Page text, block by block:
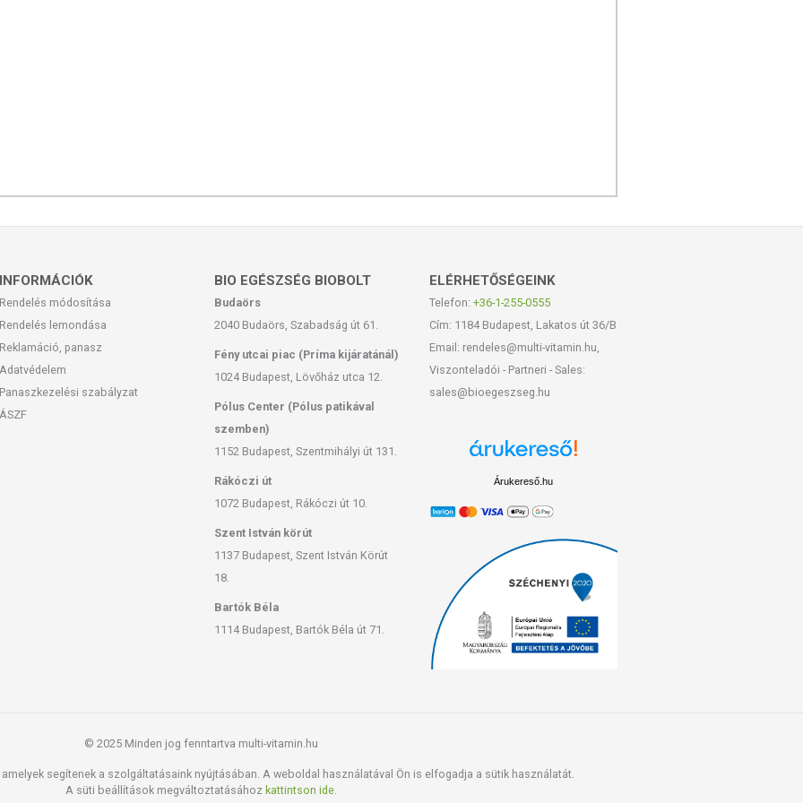
lásd a specifikációs táblázatot!
konjac gyökér kivonat (95% Glükomannán), inulin,
étkezési só, sűrítő anyag (xantángumi), magnézium-
(citromsav), édesítőszer (szukralóz), DL-alpha-
acetát, króm (III)-klorid, kolekalciferol.
tejsavó (tej eredetű) felhasználásával készül,
jelölve.
Kft.
levő európai uniós szabályozás szerint
a hagyományos étrend kiegészítését szolgálják, és
Bár az étrend-kiegészítők kedvező élettani
a készítményeknek betegséget megelőző vagy gyógyító
vegyes étrendet és az egészséges életmódot! A
A termék nem az orvosi kezelés helyettesítésére
beszélje meg kezelőorvosával. Az ajánlott napi
INFORMÁCIÓK
Rendelés módosítása
Rendelés lemondása
Reklamáció, panasz
Adatvédelem
Panaszkezelési szabályzat
ÁSZF
BIO EGÉSZSÉG BIOBOLT
Budaörs
2040 Budaörs, Szabadság út 61.
Fény utcai piac (Príma kijáratánál)
1024 Budapest, Lövőház utca 12.
Pólus Center (Pólus patikával
szemben)
1152 Budapest, Szentmihályi út 131.
Rákóczi út
1072 Budapest, Rákóczi út 10.
Szent István körút
1137 Budapest, Szent István Körút
18.
Bartók Béla
1114 Budapest, Bartók Béla út 71.
ELÉRHETŐSÉGEINK
Telefon: +36-1-255-0555
Cím: 1184 Budapest, Lakatos út 36/B
Email: rendeles@multi-vitamin.hu,
Viszonteladói - Partneri - Sales:
sales@bioegeszseg.hu
Árukereső.hu
© 2025 Minden jog fenntartva multi-vitamin.hu
segítenek a szolgáltatásaink nyújtásában. A weboldal használatával Ön is elfogadja a sütik használatát.
A süti beállítások megváltoztatásához kattintson ide.